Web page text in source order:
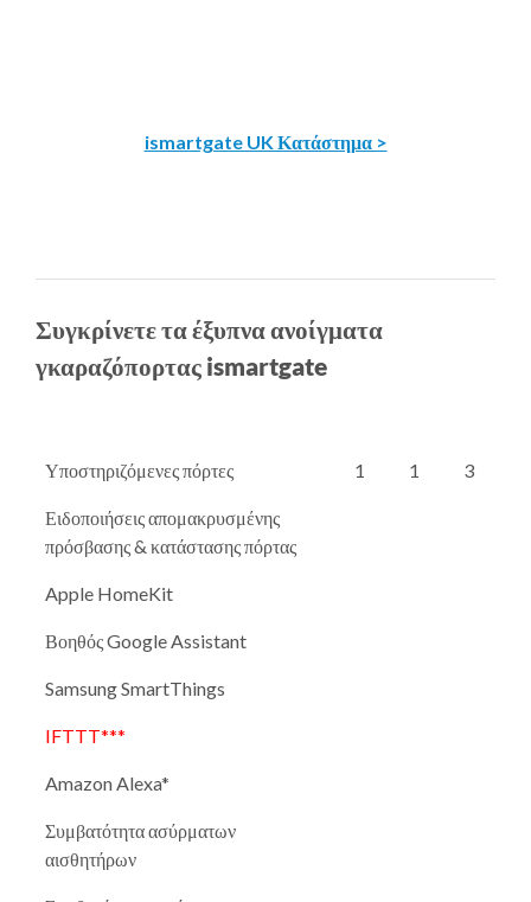
ismartgate UK Κατάστημα >
Συγκρίνετε τα έξυπνα ανοίγματα
γκαραζόπορτας ismartgate
Υποστηριζόμενες πόρτες 1 1 3
Ειδοποιήσεις απομακρυσμένης
πρόσβασης & κατάστασης πόρτας
Apple HomeKit
Βοηθός Google Assistant
Samsung SmartThings
IFTTT***
Amazon Alexa*
Συμβατότητα ασύρματων
αισθητήρων